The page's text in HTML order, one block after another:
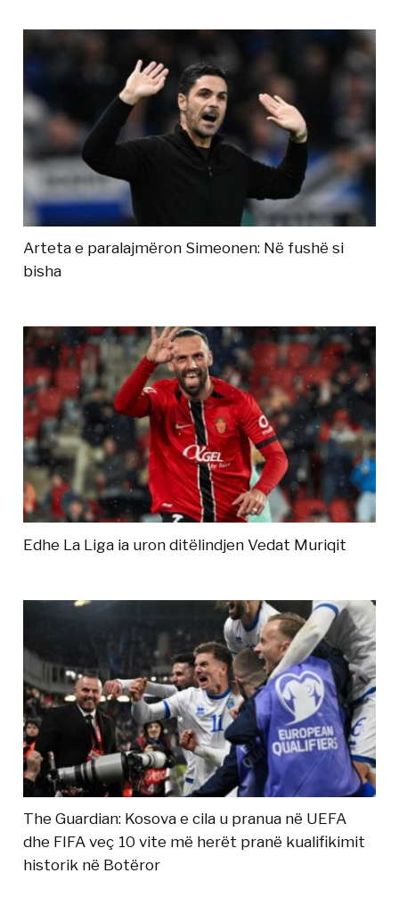
Arteta e paralajmëron Simeonen: Në fushë si
bisha
Edhe La Liga ia uron ditëlindjen Vedat Muriqit
The Guardian: Kosova e cila u pranua në UEFA
dhe FIFA veç 10 vite më herët pranë kualifikimit
historik në Botëror